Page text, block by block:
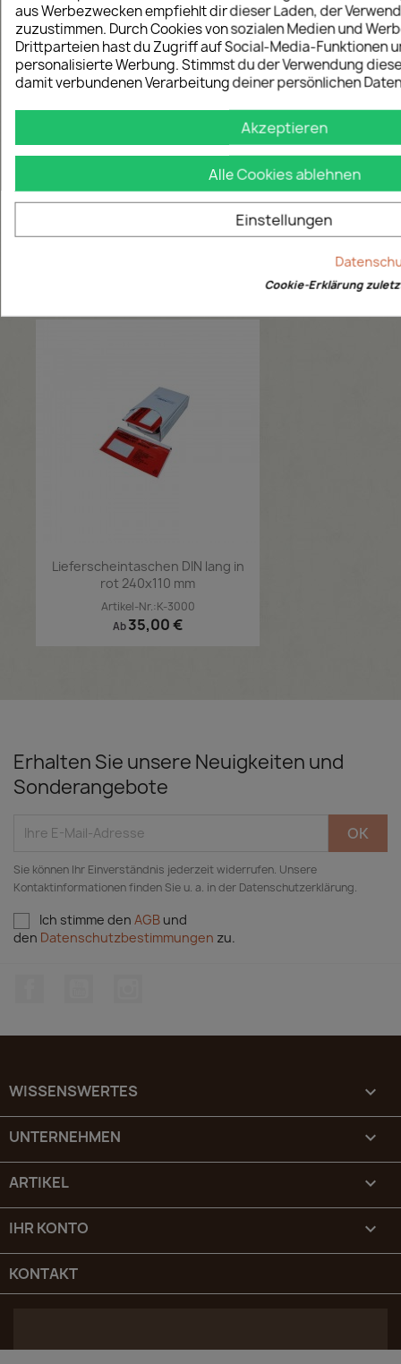
Warnklebeband Bruchgefahr -
Artikel-Nr.:571
Lieferscheintaschen DIN lang in
rot 240x110 mm
Artikel-Nr.:K-3000
Ab Preis
35,00 €
Erhalten Sie unsere Neuigkeiten und
Sonderangebote
Sie können Ihr Einverständnis jederzeit widerrufen. Unsere
Kontaktinformationen finden Sie u. a. in der Datenschutzerklärung.
Ich stimme den AGB und
den Datenschutzbestimmungen zu.
WISSENSWERTES 
UNTERNEHMEN 
ARTIKEL 
IHR KONTO 
KONTAKT
aus Werbezwecken empfiehlt dir dieser Laden, der
zuzustimmen. Durch Cookies von sozialen Medien und
Drittparteien hast du Zugriff auf Social-Media-Funktionen
personalisierte Werbung. Stimmst du der Verwendung
damit verbundenen Verarbeitung deiner persönlichen
Akzeptieren
Alle Cookies ablehnen
Einstellungen
Cookie-Erklärung